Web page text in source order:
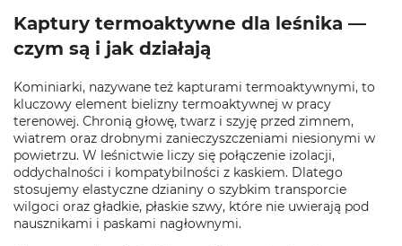
Kaptury termoaktywne dla leśnika —
czym są i jak działają
Kominiarki, nazywane też kapturami termoaktywnymi, to
kluczowy element bielizny termoaktywnej w pracy
terenowej. Chronią głowę, twarz i szyję przed zimnem,
wiatrem oraz drobnymi zanieczyszczeniami niesionymi w
powietrzu. W leśnictwie liczy się połączenie izolacji,
oddychalności i kompatybilności z kaskiem. Dlatego
stosujemy elastyczne dzianiny o szybkim transporcie
wilgoci oraz gładkie, płaskie szwy, które nie uwierają pod
nausznikami i paskami nagłownymi.